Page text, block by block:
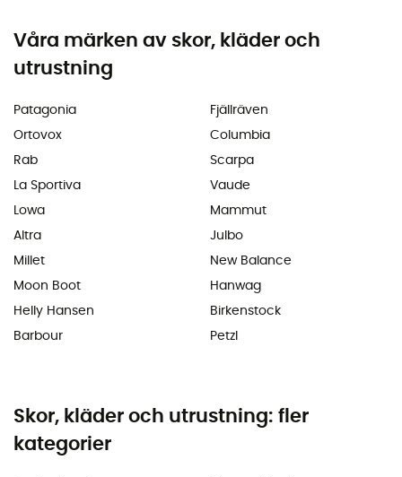
Våra märken av skor, kläder och
utrustning
Patagonia
Ortovox
Rab
La Sportiva
Lowa
Altra
Millet
Moon Boot
Helly Hansen
Barbour
Fjällräven
Columbia
Scarpa
Vaude
Mammut
Julbo
New Balance
Hanwag
Birkenstock
Petzl
Skor, kläder och utrustning: fler
kategorier